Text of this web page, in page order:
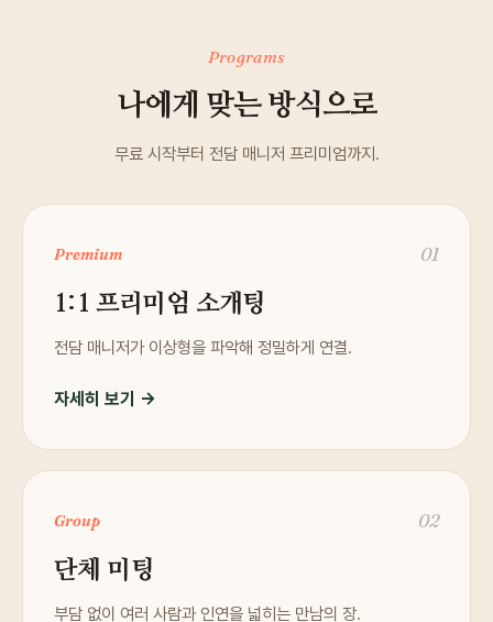
Programs
나에게 맞는 방식으로
무료 시작부터 전담 매니저 프리미엄까지.
Premium 01
1:1 프리미엄 소개팅
전담 매니저가 이상형을 파악해 정밀하게 연결.
자세히 보기 →
Group 02
단체 미팅
부담 없이 여러 사람과 인연을 넓히는 만남의 장.